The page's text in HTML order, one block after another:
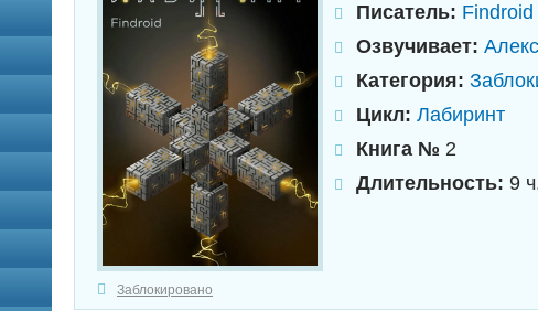
Писатель: Findroid
Озвучивает:
Категория:
Цикл: Лабиринт
Книга № 2
Длительность: 9
Заблокировано